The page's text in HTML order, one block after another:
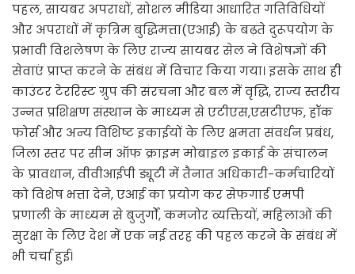
पहल, सायबर अपराधों, सोशल मीडिया आधारित गतिविधियों
और अपराधों में कृत्रिम बुद्धिमत्ता(एआई) के बढ़ते दुरूपयोग के
प्रभावी विशलेषण के लिए राज्य सायबर सेल ने विशेषज्ञों की
सेवाएं प्राप्त करने के संबंध में विचार किया गया। इसके साथ ही
काउंटर टेररिस्ट ग्रुप की संरचना और बल में वृद्धि, राज्य स्तरीय
उन्नत प्रशिक्षण संस्थान के माध्यम से एटीएस,एसटीएफ, हॉक
फोर्स और अन्य विशिष्ट इकाईयों के लिए क्षमता संवर्धन प्रबंध,
जिला स्तर पर सीन ऑफ क्राइम मोबाइल इकाई के संचालन
के प्रावधान, वीवीआईपी ड्यूटी में तैनात अधिकारी-कर्मचारियों
को विशेष भत्ता देने, एआई का प्रयोग कर सेफगार्ड एमपी
प्रणाली के माध्यम से बुजुर्गों, कमजोर व्यक्तियों, महिलाओं की
सुरक्षा के लिए देश में एक नई तरह की पहल करने के संबंध में
भी चर्चा हुई।